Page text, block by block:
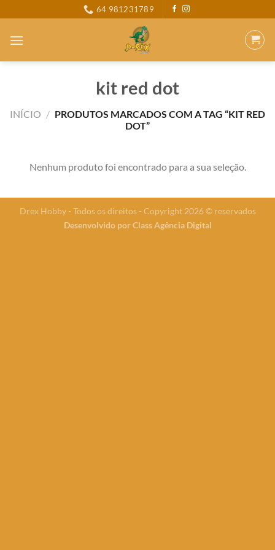
to
content
64 981231789
kit red dot
INÍCIO / PRODUTOS MARCADOS COM A TAG “KIT RED
DOT”
Nenhum produto foi encontrado para a sua seleção.
Drex Hobby - Todos os direitos - Copyright 2026 © reservados
Desenvolvido porClass Agência Digital